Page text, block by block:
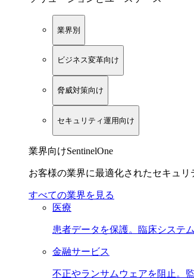
業界別
ビジネス変革向け
脅威対策向け
セキュリティ運用向け
業界向けSentinelOne
お客様の業界に最適化されたセキュリ
すべての業界を見る
医療
患者データを保護。臨床システ
金融サービス
不正やランサムウェアを阻止。